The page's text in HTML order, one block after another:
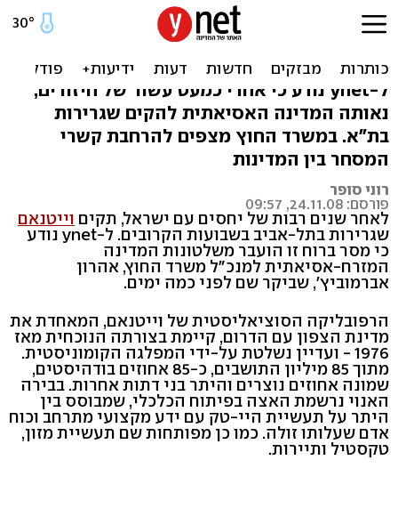
בקרוב: שגרירות לווייטנאם
ל-ynet נודע כי אחרי כמעט עשור של חיזורים,
נאותה המדינה האסיאתית להקים שגרירות
בת"א. במשרד החוץ מצפים להרחבת קשרי
המסחר בין המדינות
רוני סופר
פורסם: 24.11.08, 09:57
לאחר שנים רבות של יחסים עם ישראל, תקים וייטנאם
שגרירות בתל-אביב בשבועות הקרובים. ל-ynet נודע
כי מסר ברוח זו הועבר משלטונות המדינה
המזרח-אסיאתית למנכ"ל משרד החוץ, אהרון
אברמוביץ', שביקר שם לפני כמה ימים.
הרפובליקה הסוציאליסטית של וייטנאם, המאחדת את
מדינת הצפון עם הדרום, קיימת בצורתה הנוכחית מאז
1976 - ועדיין נשלטת על-ידי המפלגה הקומוניסטית.
מתוך 85 מיליון התושבים, כ-85 אחוזים בודהיסטים,
שמונה אחוזים נוצרים והיתר בני דתות אחרות. בבירה
האנוי נרשמת האצה בפיתוח הכלכלי, שמבוסס בין
היתר על תעשיית היי-טק עם ידע מקצועי מתרחב וכוח
אדם שעלותו זולה. כמו כן מפותחות שם תעשיית מזון,
טקסטיל ותיירות.